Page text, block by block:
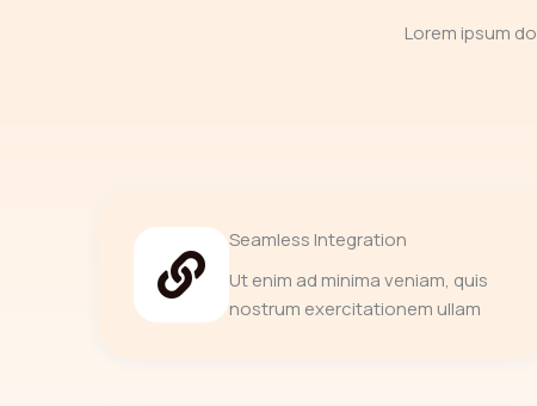
Lorem ipsum
Seamless Integration
Ut enim ad minima veniam, quis
nostrum exercitationem ullam